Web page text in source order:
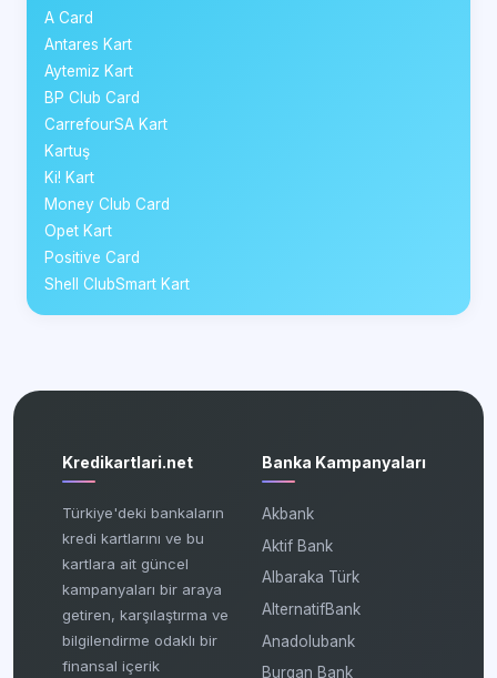
A Card
Antares Kart
Aytemiz Kart
BP Club Card
CarrefourSA Kart
Kartuş
Ki! Kart
Money Club Card
Opet Kart
Positive Card
Shell ClubSmart Kart
Kredikartlari.net
Türkiye'deki bankaların
kredi kartlarını ve bu
kartlara ait güncel
kampanyaları bir araya
getiren, karşılaştırma ve
bilgilendirme odaklı bir
finansal içerik
Banka Kampanyaları
Akbank
Aktif Bank
Albaraka Türk
AlternatifBank
Anadolubank
Burgan Bank